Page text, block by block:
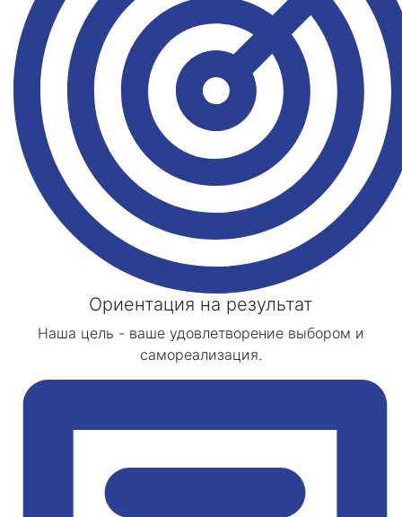
Ориентация на результат
Наша цель - ваше удовлетворение выбором и
самореализация.